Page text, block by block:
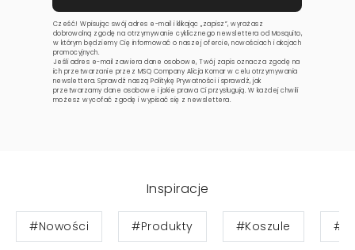
Cześć! Wpisując swój adres e-mail i klikając „zapisz”, wyrażasz
dobrowolną zgodę na otrzymywanie cyklicznego newslettera od Mosquito,
w którym będziemy Cię informować o naszej ofercie, nowościach i akcjach
promocyjnych.
Jeśli adres e-mail zawiera dane osobowe, Twój zapis oznacza zgodę na
ich przetwarzanie przez MSQ Company Alicja Komar w celu otrzymywania
newslettera. Sprawdź naszą Politykę Prywatnościi sprawdź, jak
przetwarzamy dane osobowe i jakie prawa Ci przysługują. W każdej chwili
możesz wycofać zgodę i wypisać się z newslettera.
Inspiracje
#Nowości #Produkty #Koszule